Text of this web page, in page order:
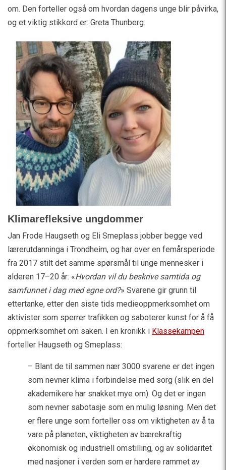
om. Den forteller også om hvordan dagens unge blir påvirka,
og et viktig stikkord er: Greta Thunberg.
Klimarefleksive ungdommer
Jan Frode Haugseth og Eli Smeplass jobber begge ved
lærerutdanninga i Trondheim, og har over en femårsperiode
fra 2017 stilt det samme spørsmål til unge mennesker i
alderen 17–20 år: «Hvordan vil du beskrive samtida og
samfunnet i dag med egne ord?» Svarene gir grunn til
ettertanke, etter den siste tids medieoppmerksomhet om
aktivister som sperrer trafikken og saboterer kunst for å få
oppmerksomhet om saken. I en kronikk i Klassekampen
forteller Haugseth og Smeplass:
– Blant de til sammen nær 3000 svarene er det ingen
som nevner klima i forbindelse med sorg (slik en del
akademikere har snakket mye om). Og det er ingen
som nevner sabotasje som en mulig løsning. Men det
er flere unge som forteller oss om viktigheten av å ta
vare på planeten, viktigheten av bærekraftig
økonomisk og industriell omstilling, og av solidaritet
med nasjoner i verden som er hardere rammet av